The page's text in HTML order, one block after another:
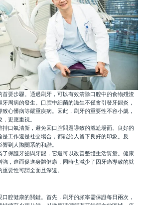
要步驟。通過刷牙，可以有效清除口腔中的食物殘渣
周病的發生。口腔中細菌的滋生不僅會引發牙龈炎，
心髒病等嚴重疾病。因此，刷牙的重要性不容小觑，
更應重視。
口氣清新，避免因口腔問題導致的尴尬場面。良好的
是工作還是社交場合，都能給人留下良好的印象。反
到人際關系的和諧。
保護牙齒與牙龈，它還可以改善整體生活質量。健康
強，進而促進身體健康，同時也減少了因牙痛導致的就
要性可謂全面且深遠。
健康的關鍵。首先，刷牙的頻率需保證每日兩次，